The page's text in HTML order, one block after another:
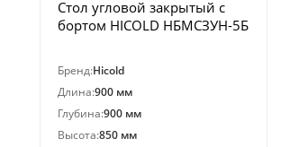
Стол угловой закрытый с
бортом HICOLD НБМСЗУН-5Б
Бренд:Hicold
Длина:900 мм
Глубина:900 мм
Высота:850 мм